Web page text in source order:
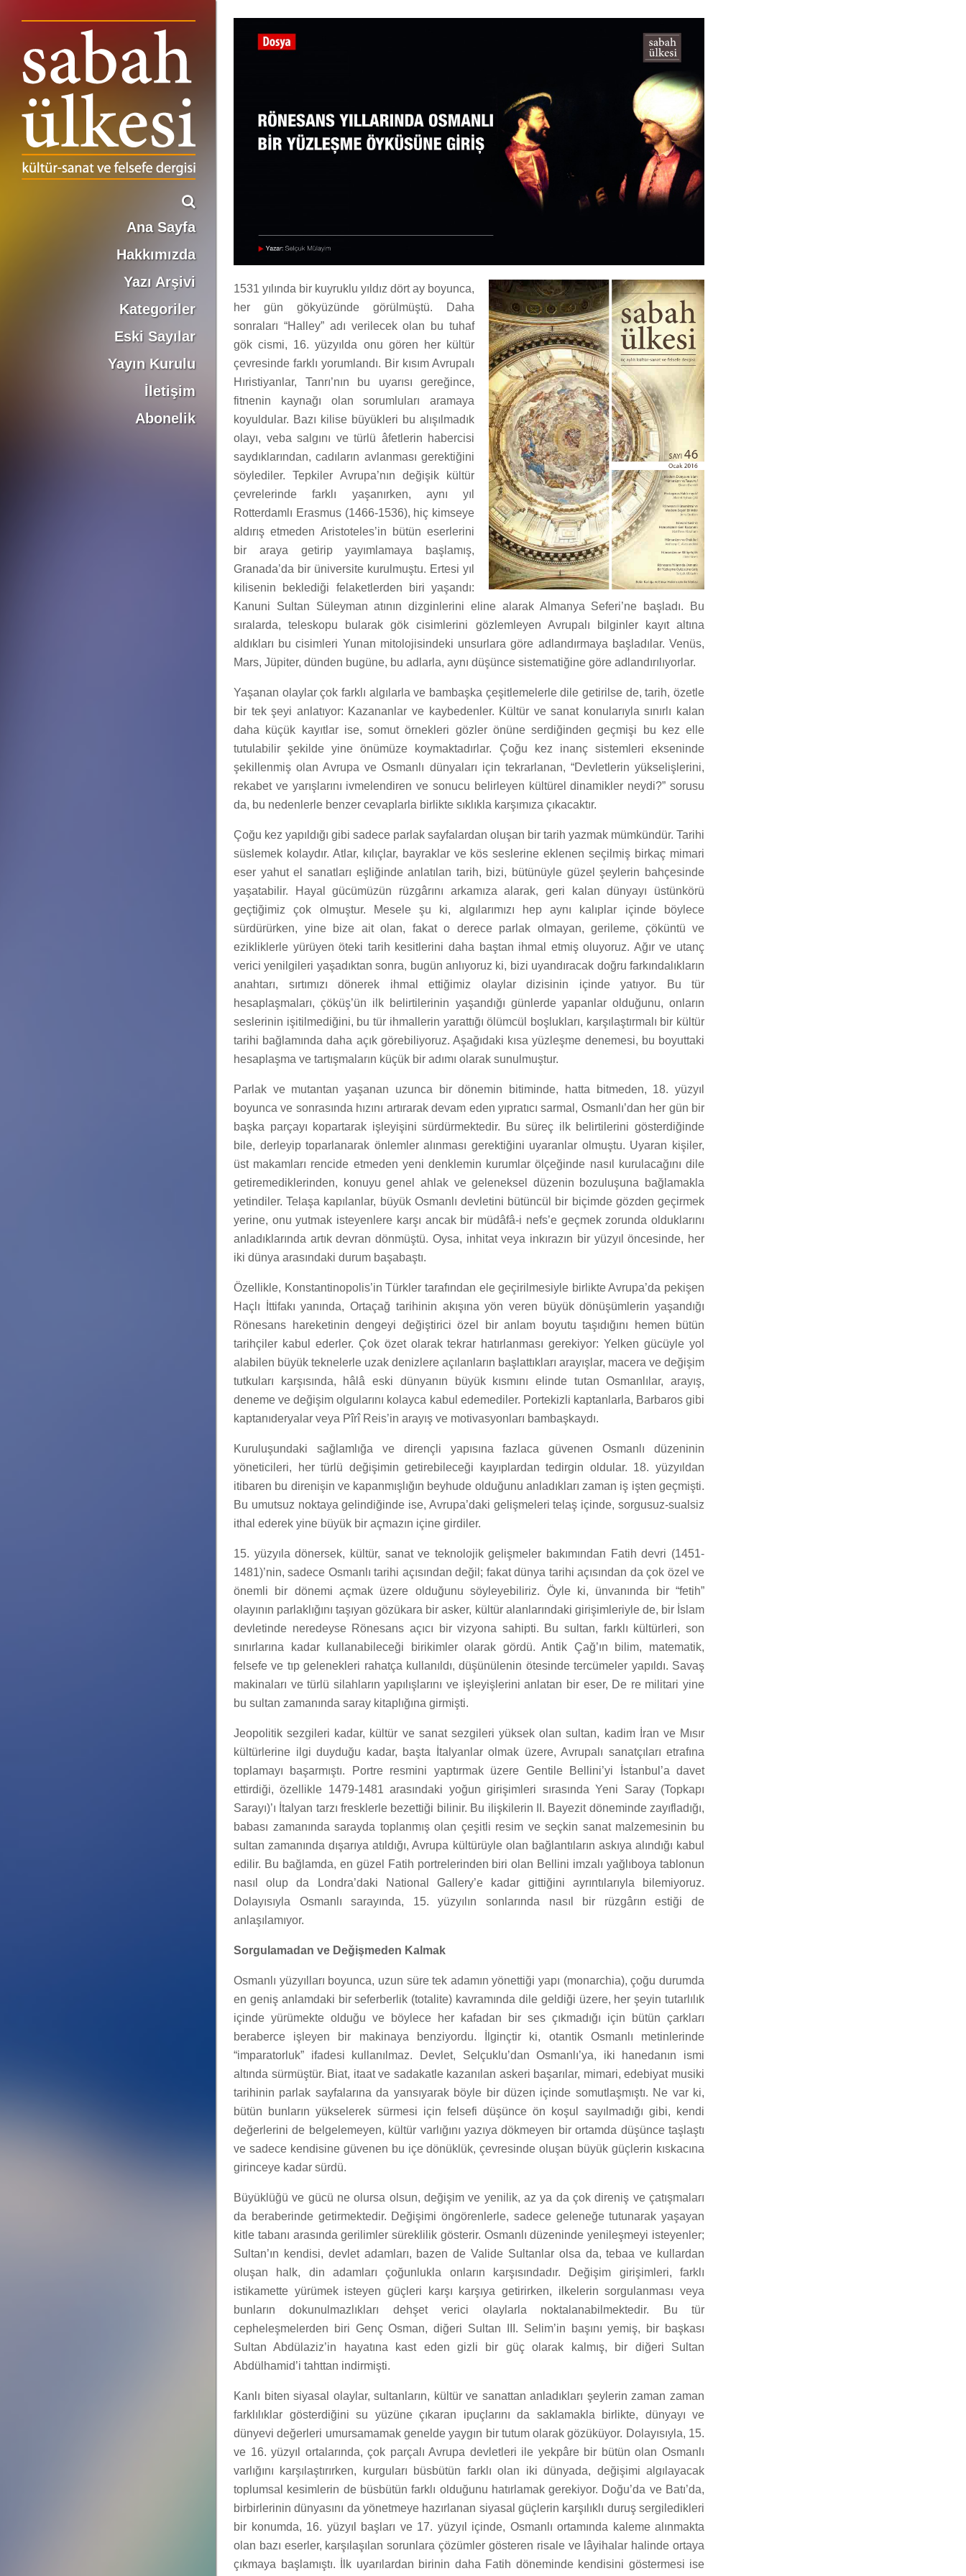
Ana Sayfa
Hakkımızda
Yazı Arşivi
Kategoriler
Eski Sayılar
Yayın Kurulu
İletişim
Abonelik
1531 yılında bir kuyruklu yıldız dört ay boyunca,
her gün gökyüzünde görülmüştü. Daha
sonraları “Halley” adı verilecek olan bu tuhaf
gök cismi, 16. yüzyılda onu gören her kültür
çevresinde farklı yorumlandı. Bir kısım Avrupalı
Hıristiyanlar, Tanrı’nın bu uyarısı gereğince,
fitnenin kaynağı olan sorumluları aramaya
koyuldular. Bazı kilise büyükleri bu alışılmadık
olayı, veba salgını ve türlü âfetlerin habercisi
saydıklarından, cadıların avlanması gerektiğini
söylediler. Tepkiler Avrupa’nın değişik kültür
çevrelerinde farklı yaşanırken, aynı yıl
Rotterdamlı Erasmus (1466-1536), hiç kimseye
aldırış etmeden Aristoteles’in bütün eserlerini
bir araya getirip yayımlamaya başlamış,
Granada’da bir üniversite kurulmuştu. Ertesi yıl
kilisenin beklediği felaketlerden biri yaşandı:
Kanuni Sultan Süleyman atının dizginlerini eline alarak Almanya Seferi’ne başladı. Bu
sıralarda, teleskopu bularak gök cisimlerini gözlemleyen Avrupalı bilginler kayıt altına
aldıkları bu cisimleri Yunan mitolojisindeki unsurlara göre adlandırmaya başladılar. Venüs,
Mars, Jüpiter, dünden bugüne, bu adlarla, aynı düşünce sistematiğine göre adlandırılıyorlar.
Yaşanan olaylar çok farklı algılarla ve bambaşka çeşitlemelerle dile getirilse de, tarih, özetle
bir tek şeyi anlatıyor: Kazananlar ve kaybedenler. Kültür ve sanat konularıyla sınırlı kalan
daha küçük kayıtlar ise, somut örnekleri gözler önüne serdiğinden geçmişi bu kez elle
tutulabilir şekilde yine önümüze koymaktadırlar. Çoğu kez inanç sistemleri ekseninde
şekillenmiş olan Avrupa ve Osmanlı dünyaları için tekrarlanan, “Devletlerin yükselişlerini,
rekabet ve yarışlarını ivmelendiren ve sonucu belirleyen kültürel dinamikler neydi?” sorusu
da, bu nedenlerle benzer cevaplarla birlikte sıklıkla karşımıza çıkacaktır.
Çoğu kez yapıldığı gibi sadece parlak sayfalardan oluşan bir tarih yazmak mümkündür. Tarihi
süslemek kolaydır. Atlar, kılıçlar, bayraklar ve kös seslerine eklenen seçilmiş birkaç mimari
eser yahut el sanatları eşliğinde anlatılan tarih, bizi, bütünüyle güzel şeylerin bahçesinde
yaşatabilir. Hayal gücümüzün rüzgârını arkamıza alarak, geri kalan dünyayı üstünkörü
geçtiğimiz çok olmuştur. Mesele şu ki, algılarımızı hep aynı kalıplar içinde böylece
sürdürürken, yine bize ait olan, fakat o derece parlak olmayan, gerileme, çöküntü ve
ezikliklerle yürüyen öteki tarih kesitlerini daha baştan ihmal etmiş oluyoruz. Ağır ve utanç
verici yenilgileri yaşadıktan sonra, bugün anlıyoruz ki, bizi uyandıracak doğru farkındalıkların
anahtarı, sırtımızı dönerek ihmal ettiğimiz olaylar dizisinin içinde yatıyor. Bu tür
hesaplaşmaları, çöküş’ün ilk belirtilerinin yaşandığı günlerde yapanlar olduğunu, onların
seslerinin işitilmediğini, bu tür ihmallerin yarattığı ölümcül boşlukları, karşılaştırmalı bir kültür
tarihi bağlamında daha açık görebiliyoruz. Aşağıdaki kısa yüzleşme denemesi, bu boyuttaki
hesaplaşma ve tartışmaların küçük bir adımı olarak sunulmuştur.
Parlak ve mutantan yaşanan uzunca bir dönemin bitiminde, hatta bitmeden, 18. yüzyıl
boyunca ve sonrasında hızını artırarak devam eden yıpratıcı sarmal, Osmanlı’dan her gün bir
başka parçayı kopartarak işleyişini sürdürmektedir. Bu süreç ilk belirtilerini gösterdiğinde
bile, derleyip toparlanarak önlemler alınması gerektiğini uyaranlar olmuştu. Uyaran kişiler,
üst makamları rencide etmeden yeni denklemin kurumlar ölçeğinde nasıl kurulacağını dile
getiremediklerinden, konuyu genel ahlak ve geleneksel düzenin bozuluşuna bağlamakla
yetindiler. Telaşa kapılanlar, büyük Osmanlı devletini bütüncül bir biçimde gözden geçirmek
yerine, onu yutmak isteyenlere karşı ancak bir müdâfâ-i nefs’e geçmek zorunda olduklarını
anladıklarında artık devran dönmüştü. Oysa, inhitat veya inkırazın bir yüzyıl öncesinde, her
iki dünya arasındaki durum başabaştı.
Özellikle, Konstantinopolis’in Türkler tarafından ele geçirilmesiyle birlikte Avrupa’da pekişen
Haçlı İttifakı yanında, Ortaçağ tarihinin akışına yön veren büyük dönüşümlerin yaşandığı
Rönesans hareketinin dengeyi değiştirici özel bir anlam boyutu taşıdığını hemen bütün
tarihçiler kabul ederler. Çok özet olarak tekrar hatırlanması gerekiyor: Yelken gücüyle yol
alabilen büyük teknelerle uzak denizlere açılanların başlattıkları arayışlar, macera ve değişim
tutkuları karşısında, hâlâ eski dünyanın büyük kısmını elinde tutan Osmanlılar, arayış,
deneme ve değişim olgularını kolayca kabul edemediler. Portekizli kaptanlarla, Barbaros gibi
kaptanıderyalar veya Pîrî Reis’in arayış ve motivasyonları bambaşkaydı.
Kuruluşundaki sağlamlığa ve dirençli yapısına fazlaca güvenen Osmanlı düzeninin
yöneticileri, her türlü değişimin getirebileceği kayıplardan tedirgin oldular. 18. yüzyıldan
itibaren bu direnişin ve kapanmışlığın beyhude olduğunu anladıkları zaman iş işten geçmişti.
Bu umutsuz noktaya gelindiğinde ise, Avrupa’daki gelişmeleri telaş içinde, sorgusuz-sualsiz
ithal ederek yine büyük bir açmazın içine girdiler.
15. yüzyıla dönersek, kültür, sanat ve teknolojik gelişmeler bakımından Fatih devri (1451-
1481)’nin, sadece Osmanlı tarihi açısından değil; fakat dünya tarihi açısından da çok özel ve
önemli bir dönemi açmak üzere olduğunu söyleyebiliriz. Öyle ki, ünvanında bir “fetih”
olayının parlaklığını taşıyan gözükara bir asker, kültür alanlarındaki girişimleriyle de, bir İslam
devletinde neredeyse Rönesans açıcı bir vizyona sahipti. Bu sultan, farklı kültürleri, son
sınırlarına kadar kullanabileceği birikimler olarak gördü. Antik Çağ’ın bilim, matematik,
felsefe ve tıp gelenekleri rahatça kullanıldı, düşünülenin ötesinde tercümeler yapıldı. Savaş
makinaları ve türlü silahların yapılışlarını ve işleyişlerini anlatan bir eser, De re militari yine
bu sultan zamanında saray kitaplığına girmişti.
Jeopolitik sezgileri kadar, kültür ve sanat sezgileri yüksek olan sultan, kadim İran ve Mısır
kültürlerine ilgi duyduğu kadar, başta İtalyanlar olmak üzere, Avrupalı sanatçıları etrafına
toplamayı başarmıştı. Portre resmini yaptırmak üzere Gentile Bellini’yi İstanbul’a davet
ettirdiği, özellikle 1479-1481 arasındaki yoğun girişimleri sırasında Yeni Saray (Topkapı
Sarayı)’ı İtalyan tarzı fresklerle bezettiği bilinir. Bu ilişkilerin II. Bayezit döneminde zayıfladığı,
babası zamanında sarayda toplanmış olan çeşitli resim ve seçkin sanat malzemesinin bu
sultan zamanında dışarıya atıldığı, Avrupa kültürüyle olan bağlantıların askıya alındığı kabul
edilir. Bu bağlamda, en güzel Fatih portrelerinden biri olan Bellini imzalı yağlıboya tablonun
nasıl olup da Londra’daki National Gallery’e kadar gittiğini ayrıntılarıyla bilemiyoruz.
Dolayısıyla Osmanlı sarayında, 15. yüzyılın sonlarında nasıl bir rüzgârın estiği de
anlaşılamıyor.
Sorgulamadan ve Değişmeden Kalmak
Osmanlı yüzyılları boyunca, uzun süre tek adamın yönettiği yapı (monarchia), çoğu durumda
en geniş anlamdaki bir seferberlik (totalite) kavramında dile geldiği üzere, her şeyin tutarlılık
içinde yürümekte olduğu ve böylece her kafadan bir ses çıkmadığı için bütün çarkları
beraberce işleyen bir makinaya benziyordu. İlginçtir ki, otantik Osmanlı metinlerinde
“imparatorluk” ifadesi kullanılmaz. Devlet, Selçuklu’dan Osmanlı’ya, iki hanedanın ismi
altında sürmüştür. Biat, itaat ve sadakatle kazanılan askeri başarılar, mimari, edebiyat musiki
tarihinin parlak sayfalarına da yansıyarak böyle bir düzen içinde somutlaşmıştı. Ne var ki,
bütün bunların yükselerek sürmesi için felsefi düşünce ön koşul sayılmadığı gibi, kendi
değerlerini de belgelemeyen, kültür varlığını yazıya dökmeyen bir ortamda düşünce taşlaştı
ve sadece kendisine güvenen bu içe dönüklük, çevresinde oluşan büyük güçlerin kıskacına
girinceye kadar sürdü.
Büyüklüğü ve gücü ne olursa olsun, değişim ve yenilik, az ya da çok direniş ve çatışmaları
da beraberinde getirmektedir. Değişimi öngörenlerle, sadece geleneğe tutunarak yaşayan
kitle tabanı arasında gerilimler süreklilik gösterir. Osmanlı düzeninde yenileşmeyi isteyenler;
Sultan’ın kendisi, devlet adamları, bazen de Valide Sultanlar olsa da, tebaa ve kullardan
oluşan halk, din adamları çoğunlukla onların karşısındadır. Değişim girişimleri, farklı
istikamette yürümek isteyen güçleri karşı karşıya getirirken, ilkelerin sorgulanması veya
bunların dokunulmazlıkları dehşet verici olaylarla noktalanabilmektedir. Bu tür
cepheleşmelerden biri Genç Osman, diğeri Sultan III. Selim’in başını yemiş, bir başkası
Sultan Abdülaziz’in hayatına kast eden gizli bir güç olarak kalmış, bir diğeri Sultan
Abdülhamid’i tahttan indirmişti.
Kanlı biten siyasal olaylar, sultanların, kültür ve sanattan anladıkları şeylerin zaman zaman
farklılıklar gösterdiğini su yüzüne çıkaran ipuçlarını da saklamakla birlikte, dünyayı ve
dünyevi değerleri umursamamak genelde yaygın bir tutum olarak gözüküyor. Dolayısıyla, 15.
ve 16. yüzyıl ortalarında, çok parçalı Avrupa devletleri ile yekpâre bir bütün olan Osmanlı
varlığını karşılaştırırken, kurguları büsbütün farklı olan iki dünyada, değişimi algılayacak
toplumsal kesimlerin de büsbütün farklı olduğunu hatırlamak gerekiyor. Doğu’da ve Batı’da,
birbirlerinin dünyasını da yönetmeye hazırlanan siyasal güçlerin karşılıklı duruş sergiledikleri
bir konumda, 16. yüzyıl başları ve 17. yüzyıl içinde, Osmanlı ortamında kaleme alınmakta
olan bazı eserler, karşılaşılan sorunlara çözümler gösteren risale ve lâyihalar halinde ortaya
çıkmaya başlamıştı. İlk uyarılardan birinin daha Fatih döneminde kendisini göstermesi ise